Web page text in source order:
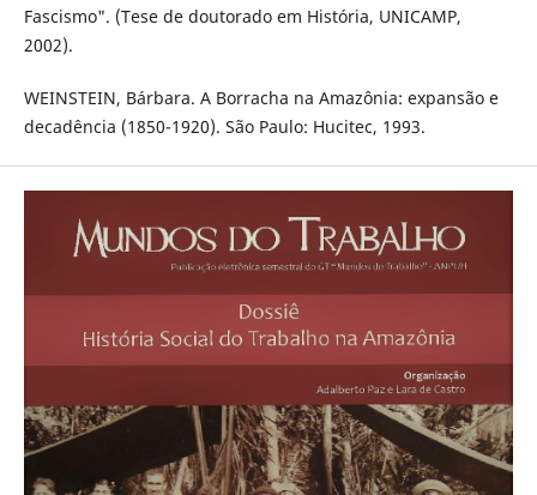
Fascismo". (Tese de doutorado em História, UNICAMP,
2002).
WEINSTEIN, Bárbara. A Borracha na Amazônia: expansão e
decadência (1850-1920). São Paulo: Hucitec, 1993.